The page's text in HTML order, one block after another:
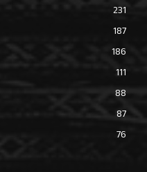
231
187
186
111
88
87
76